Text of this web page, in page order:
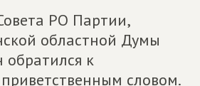
РО Партии,
областной Думы
к
словом.